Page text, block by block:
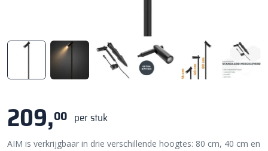
209,00 per stuk
AIM is verkrijgbaar in drie verschillende hoogtes: 80 cm, 40 cm en